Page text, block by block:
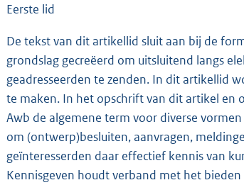
Eerste lid
De tekst van dit artikellid sluit aan bij de
grondslag gecreëerd om uitsluitend langs
geadresseerden te zenden. In dit artikellid
te maken. In het opschrift van dit artikel en
Awb de algemene term voor diverse
om (ontwerp)besluiten, aanvragen,
geïnteresserden daar effectief kennis van
Kennisgeven houdt verband met het